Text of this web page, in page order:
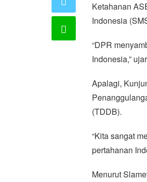
Ketahanan
Indonesia
“DPR
Indonesia,”
Apalagi,
(TDDB).
“Kita sangat
pertahanan
Menurut